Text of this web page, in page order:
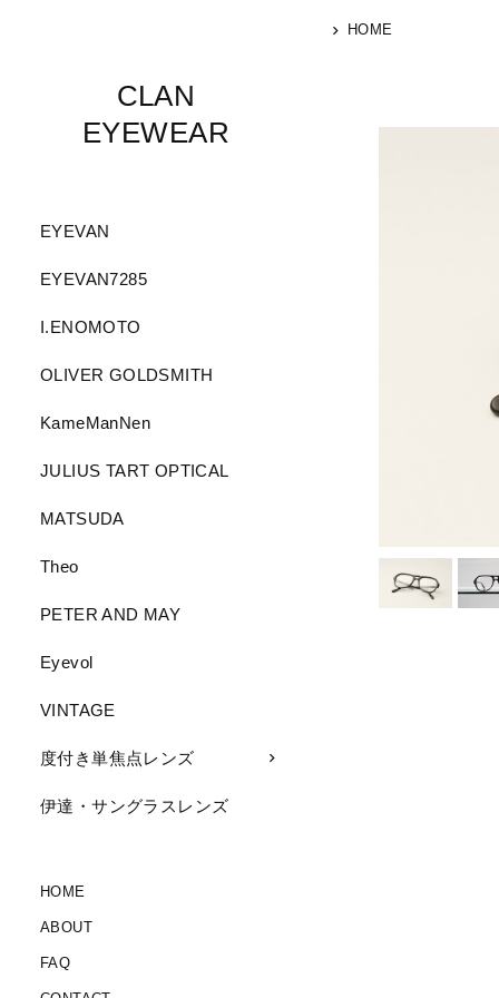
CLAN
EYEWEAR
EYEVAN
EYEVAN7285
I.ENOMOTO
OLIVER GOLDSMITH
KameManNen
JULIUS TART OPTICAL
MATSUDA
Theo
PETER AND MAY
Eyevol
VINTAGE
度付き単焦点レンズ
伊達・サングラスレンズ
HOME
ABOUT
FAQ
HOME